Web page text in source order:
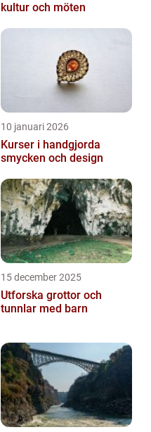
kultur och möten
10 januari 2026
Kurser i handgjorda
smycken och design
15 december 2025
Utforska grottor och
tunnlar med barn